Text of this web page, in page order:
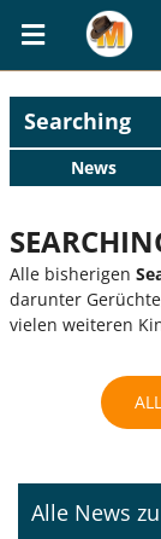
Searching
News
Alle bisherigen
darunter
vielen weiteren
Alle News